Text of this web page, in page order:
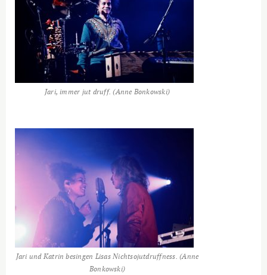
Jari, immer jut druff. (Anne Bonkowski)
Jari und Katrin besingen Lisas Nichtsojutdruffness. (Anne
Bonkowski)